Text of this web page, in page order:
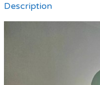
Description